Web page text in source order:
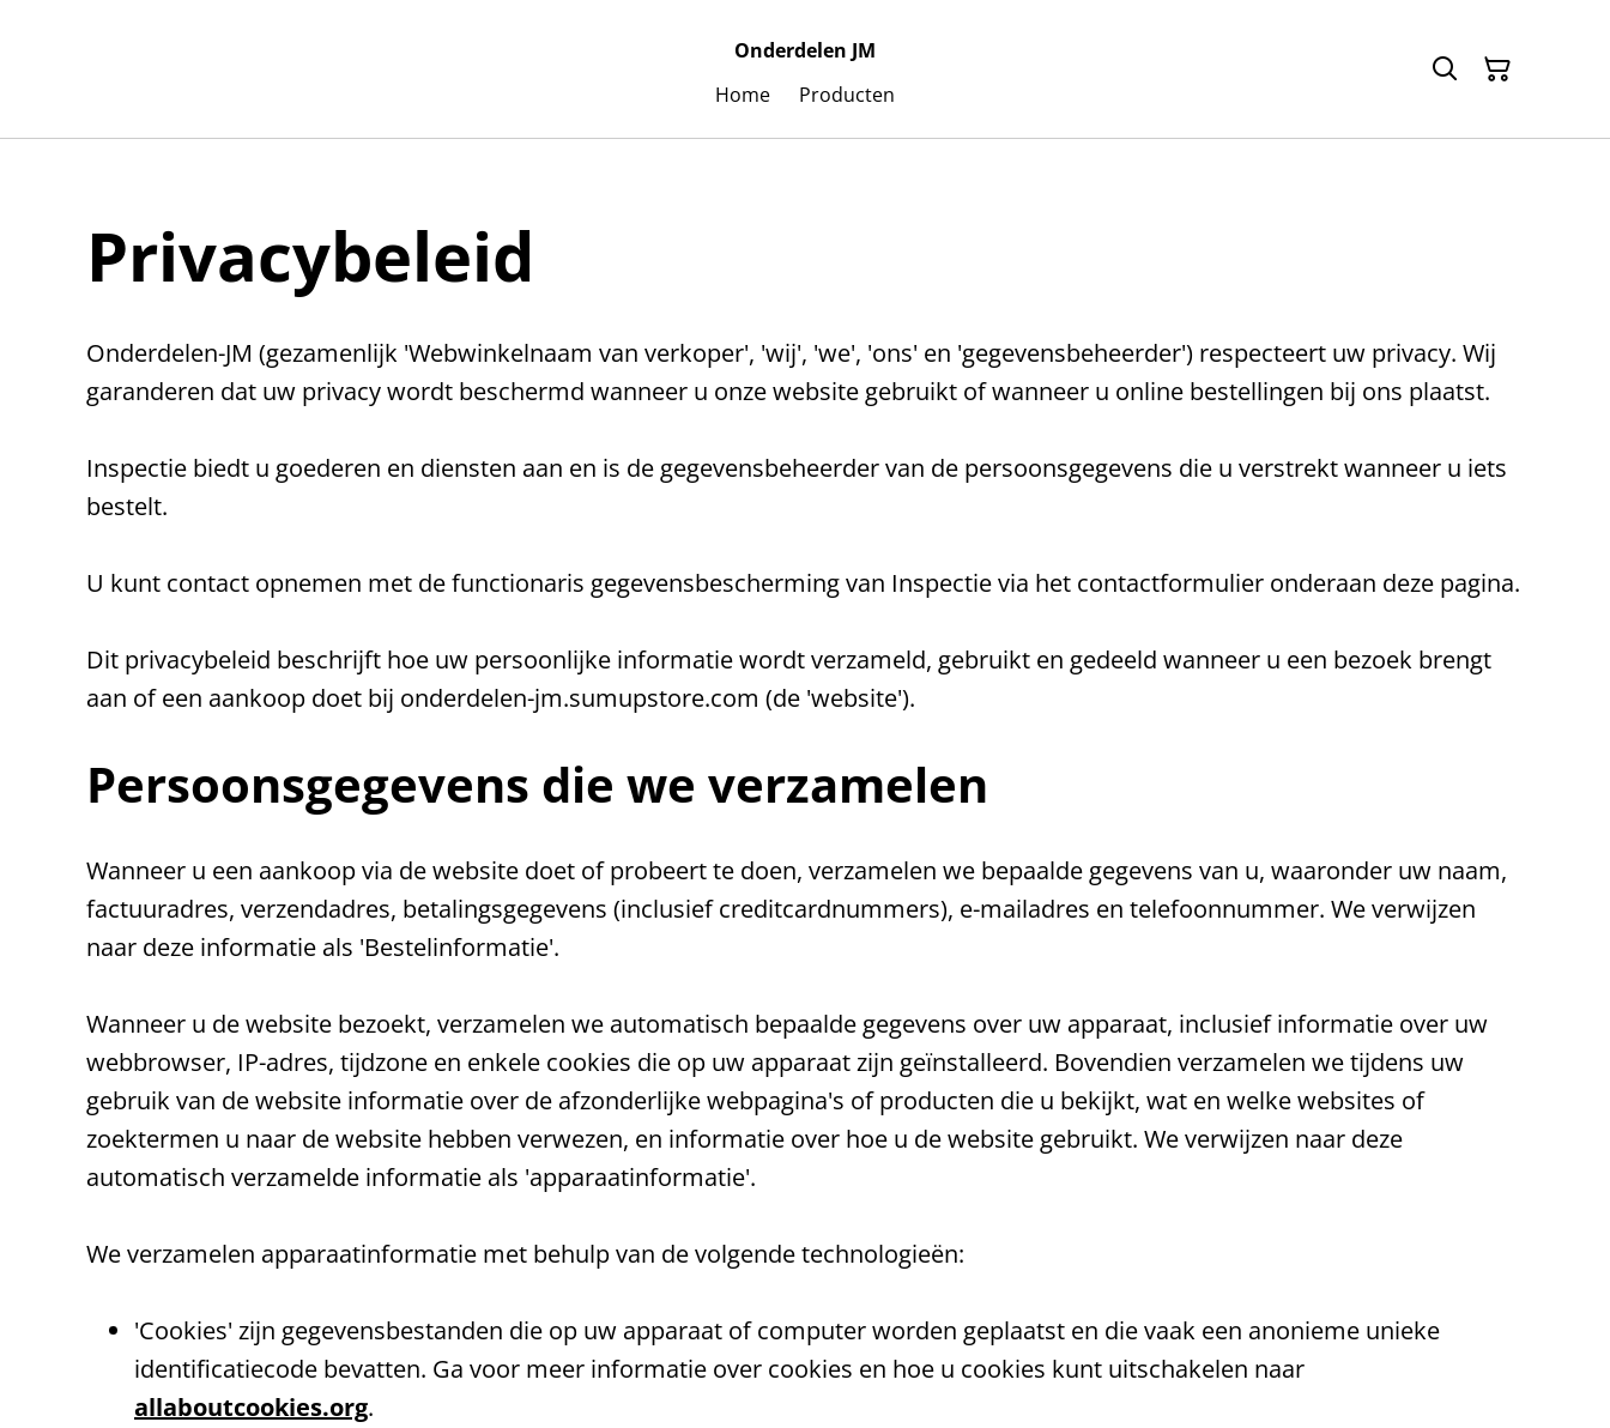
Onderdelen JM
Home
Producten
Privacybeleid
Onderdelen-JM (gezamenlijk 'Webwinkelnaam van verkoper', 'wij', 'we', 'ons' en 'gegevensbeheerder') respecteert uw privacy. Wij
garanderen dat uw privacy wordt beschermd wanneer u onze website gebruikt of wanneer u online bestellingen bij ons plaatst.
Inspectie biedt u goederen en diensten aan en is de gegevensbeheerder van de persoonsgegevens die u verstrekt wanneer u iets
bestelt.
U kunt contact opnemen met de functionaris gegevensbescherming van Inspectie via het contactformulier onderaan deze pagina.
Dit privacybeleid beschrijft hoe uw persoonlijke informatie wordt verzameld, gebruikt en gedeeld wanneer u een bezoek brengt
aan of een aankoop doet bij onderdelen-jm.sumupstore.com (de 'website').
Persoonsgegevens die we verzamelen
Wanneer u een aankoop via de website doet of probeert te doen, verzamelen we bepaalde gegevens van u, waaronder uw naam,
factuuradres, verzendadres, betalingsgegevens (inclusief creditcardnummers), e-mailadres en telefoonnummer. We verwijzen
naar deze informatie als 'Bestelinformatie'.
Wanneer u de website bezoekt, verzamelen we automatisch bepaalde gegevens over uw apparaat, inclusief informatie over uw
webbrowser, IP-adres, tijdzone en enkele cookies die op uw apparaat zijn geïnstalleerd. Bovendien verzamelen we tijdens uw
gebruik van de website informatie over de afzonderlijke webpagina's of producten die u bekijkt, wat en welke websites of
zoektermen u naar de website hebben verwezen, en informatie over hoe u de website gebruikt. We verwijzen naar deze
automatisch verzamelde informatie als 'apparaatinformatie'.
We verzamelen apparaatinformatie met behulp van de volgende technologieën:
'Cookies' zijn gegevensbestanden die op uw apparaat of computer worden geplaatst en die vaak een anonieme unieke
identificatiecode bevatten. Ga voor meer informatie over cookies en hoe u cookies kunt uitschakelen naar
allaboutcookies.org.